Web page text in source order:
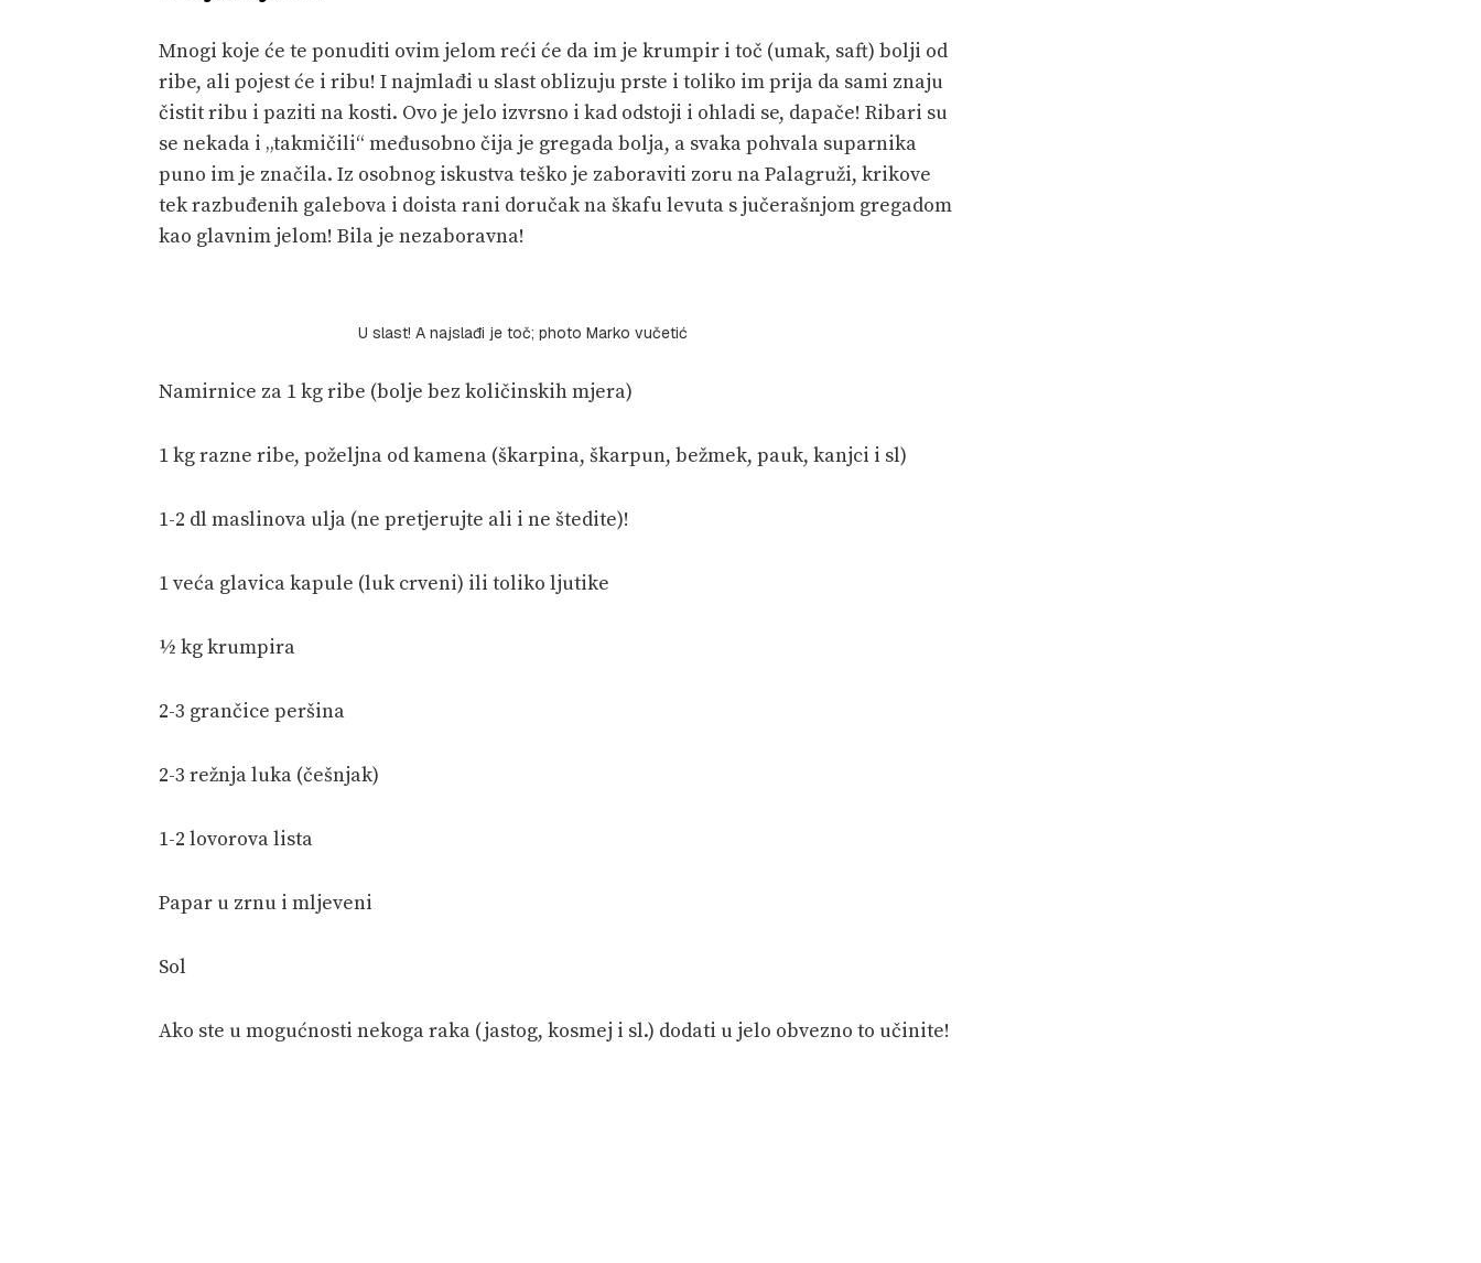
Mnogi koje će te ponuditi ovim jelom reći će da im je krumpir i toč (umak, saft) bolji od
ribe, ali pojest će i ribu! I najmlađi u slast oblizuju prste i toliko im prija da sami znaju
čistit ribu i paziti na kosti. Ovo je jelo izvrsno i kad odstoji i ohladi se, dapače! Ribari su
se nekada i „takmičili“ međusobno čija je gregada bolja, a svaka pohvala suparnika
puno im je značila. Iz osobnog iskustva teško je zaboraviti zoru na Palagruži, krikove
tek razbuđenih galebova i doista rani doručak na škafu levuta s jučerašnjom gregadom
kao glavnim jelom! Bila je nezaboravna!
U slast! A najslađi je toč; photo Marko vučetić
Namirnice za 1 kg ribe (bolje bez količinskih mjera)
1 kg razne ribe, poželjna od kamena (škarpina, škarpun, bežmek, pauk, kanjci i sl)
1-2 dl maslinova ulja (ne pretjerujte ali i ne štedite)!
1 veća glavica kapule (luk crveni) ili toliko ljutike
½ kg krumpira
2-3 grančice peršina
2-3 režnja luka (češnjak)
1-2 lovorova lista
Papar u zrnu i mljeveni
Sol
Ako ste u mogućnosti nekoga raka (jastog, kosmej i sl.) dodati u jelo obvezno to učinite!